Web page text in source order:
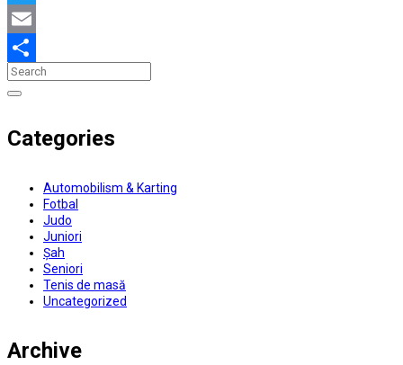
Twitter
Email
Partajează
Categories
Automobilism & Karting
Fotbal
Judo
Juniori
Șah
Seniori
Tenis de masă
Uncategorized
Archive